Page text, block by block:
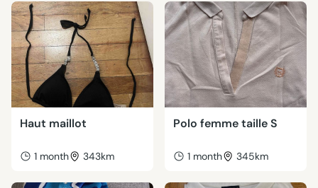
Haut maillot
1 month 343km
Polo femme taille S
1 month 345km